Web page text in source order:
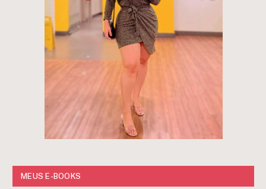
MEUS E-BOOKS